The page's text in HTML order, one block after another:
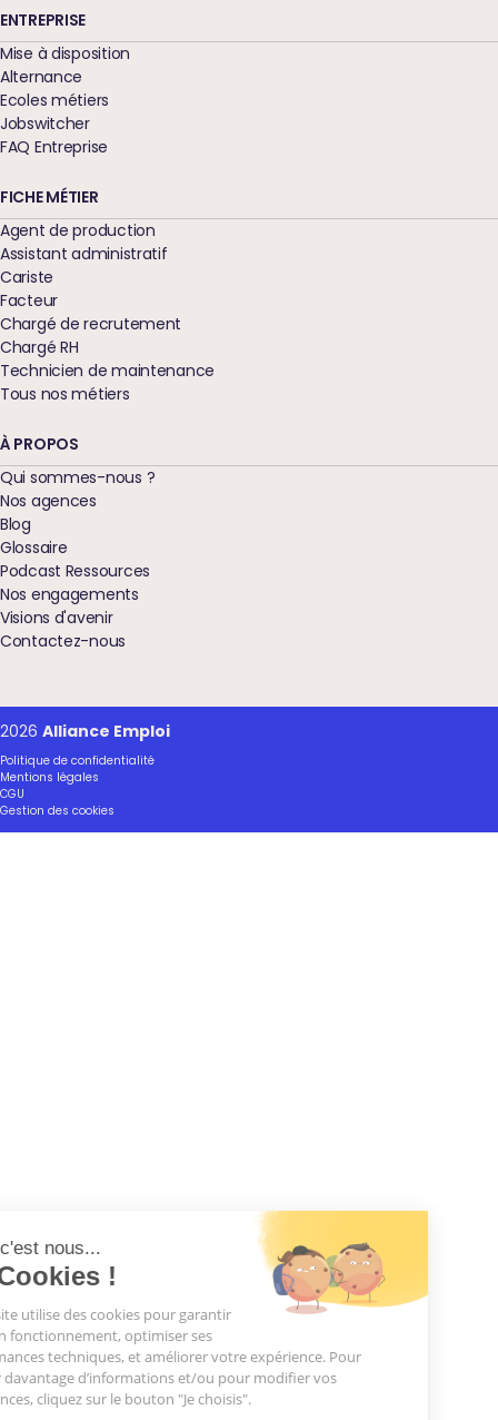
Salut c'est nous...
les Cookies !
Notre site utilise des cookies pour garantir
son bon fonctionnement, optimiser ses
performances techniques, et améliorer votre expérience. Pour
obtenir davantage d’informations et/ou pour modifier vos
préférences, cliquez sur le bouton "Je choisis".
ENTREPRISE
Mise à disposition
Alternance
Ecoles métiers
Jobswitcher
FAQ Entreprise
FICHE MÉTIER
Agent de production
Assistant administratif
Cariste
Facteur
Chargé de recrutement
Chargé RH
Technicien de maintenance
Tous nos métiers
À PROPOS
Qui sommes-nous ?
Nos agences
Blog
Glossaire
Podcast Ressources
Nos engagements
Visions d'avenir
Contactez-nous
2026 Alliance Emploi
Politique de confidentialité
Mentions légales
CGU
Gestion des cookies